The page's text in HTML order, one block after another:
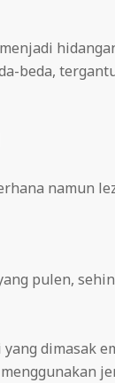
beda,
namun
pulen,
dimasak